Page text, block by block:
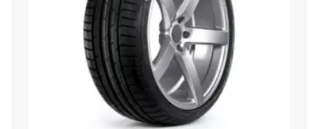
100% DSCTO
LLANTA DELINTE DS7 SPORT 265/35ZR19 99Y